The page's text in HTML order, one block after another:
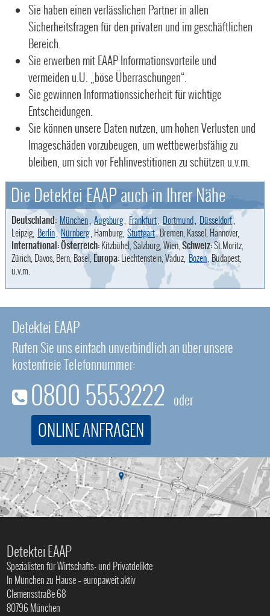
Sie haben einen verlässlichen Partner in allen
Sicherheitsfragen für den privaten und im geschäftlichen
Bereich.
Sie erwerben mit EAAP Informationsvorteile und
vermeiden u.U. „böse Überraschungen“.
Sie gewinnen Informationssicherheit für wichtige
Entscheidungen.
Sie können unsere Daten nutzen, um hohen Verlusten und
Imageschäden vorzubeugen, um wettbewerbsfähig zu
bleiben, um sich vor Fehlinvestitionen zu schützen u.v.m.
Die Detektei EAAP auch in Ihrer Nähe
Deutschland: München Augsburg Frankfurt,Dortmund Düsseldorf,
Leipzig, Berlin,Nürnberg , Hamburg, Stuttgart, Bremen, Kassel, Hannover,
International: Österreich:Kitzbühel, Salzburg, Wien,Schweiz:St.Moritz,
Zürich, Davos, Bern, Basel,Europa:Liechtenstein, Vaduz, Bozen, Budapest,
u.v.m.
Detektei EAAP
Rufen Sie uns einfach unverbindlich an über unsere
kostenfreie Telefonnummer:
0800 5553222 oder
ONLINE ANFRAGEN
Detektei EAAP
Spezialisten für Wirtschafts- und Privatdelikte
In München zu Hause – europaweit aktiv
Clemensstraße 68
80796 München